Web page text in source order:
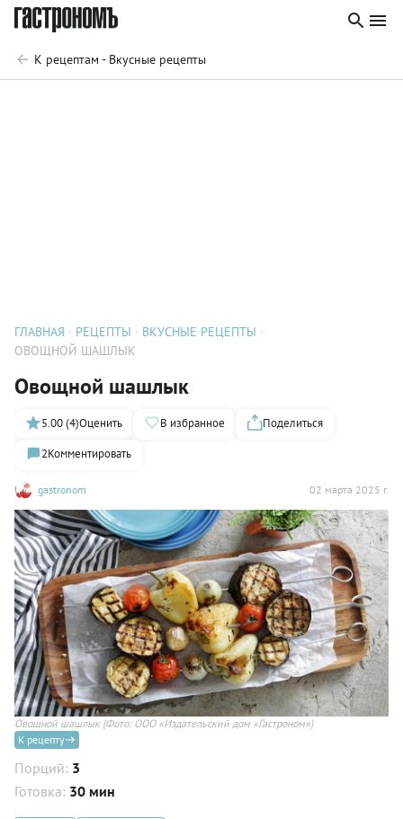
К рецептам - Вкусные рецепты
ГЛАВНАЯ РЕЦЕПТЫ
ВКУСНЫЕ РЕЦЕПТЫ
ОВОЩНОЙ ШАШЛЫК
Овощной шашлык
gastronom 02 марта 2025 г.
5.00 (4)Оценить В избранное
Поделиться
2Комментировать
Овощной шашлык(Фото: ООО «Издательский дом «Гастроном»)
К рецепту
Порций: 3
Готовка: 30 мин